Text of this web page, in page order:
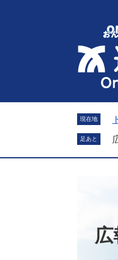
す
し
へ
現在地
足あと